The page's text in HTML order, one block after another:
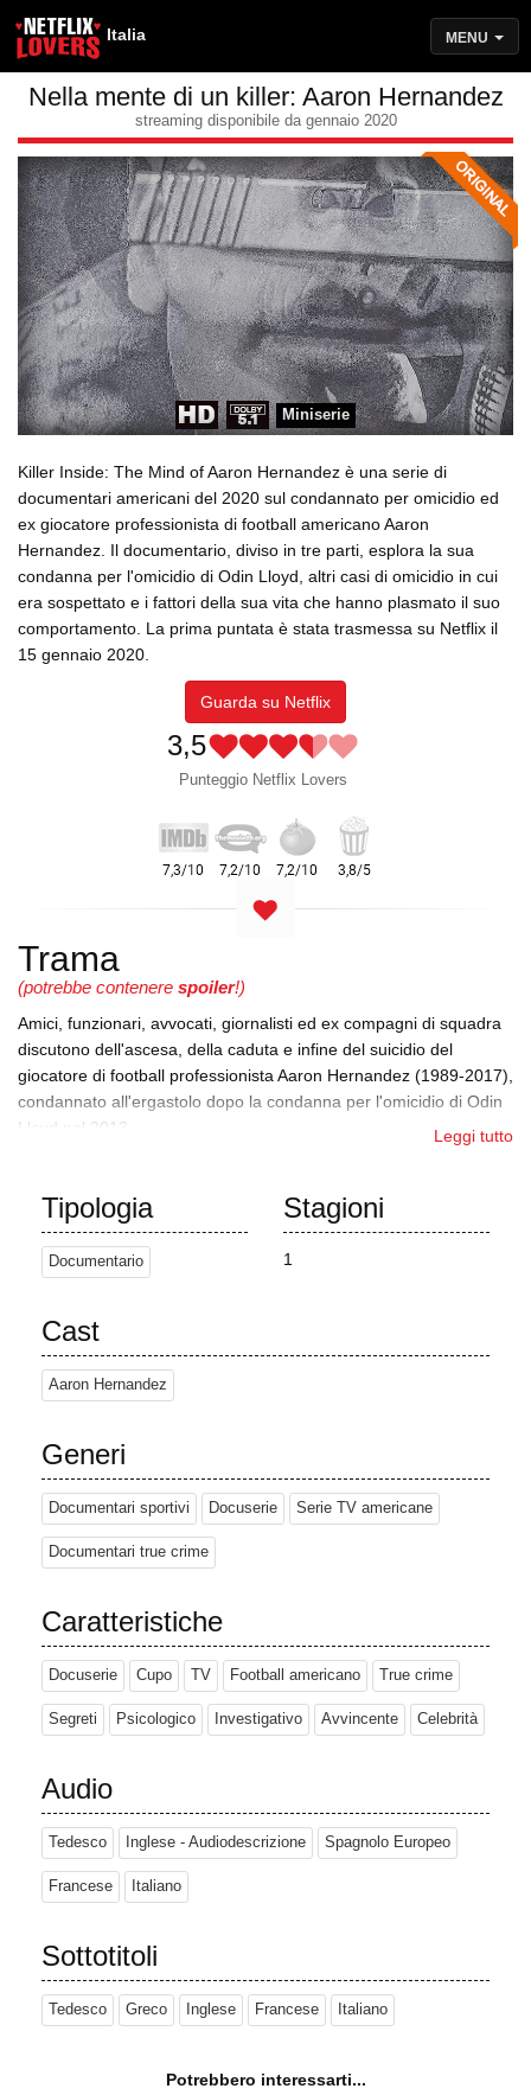
Italia MENU
Nella mente di un killer: Aaron Hernandez
streaming disponibile da gennaio 2020
Miniserie
Killer Inside: The Mind of Aaron Hernandez è una serie di
documentari americani del 2020 sul condannato per omicidio ed
ex giocatore professionista di football americano Aaron
Hernandez. Il documentario, diviso in tre parti, esplora la sua
condanna per l'omicidio di Odin Lloyd, altri casi di omicidio in cui
era sospettato e i fattori della sua vita che hanno plasmato il suo
comportamento. La prima puntata è stata trasmessa su Netflix il
15 gennaio 2020.
Guarda su Netflix
3,5
Punteggio Netflix Lovers
Trama
(potrebbe contenere spoiler!)
Amici, funzionari, avvocati, giornalisti ed ex compagni di squadra
discutono dell'ascesa, della caduta e infine del suicidio del
giocatore di football professionista Aaron Hernandez (1989-2017),
condannato all'ergastolo dopo la condanna per l'omicidio di Odin
Lloyd nel 2013.
Odin Lloyd, un giocatore di football semi-professionista. I
giornalisti indagano sulla prima vita di Hernandez, cresciuto come
una star del football - figlio di una leggenda del football locale
suo ex quarterback del liceo, Dennis Sansoucie, rivela che lui e
media fino a circa il terzo anno di liceo. La polizia che indaga
sull'omicidio di Lloyd scopre un SUV argentato che collega
Capo Verde a Boston.
Leggi tutto
Tipologia
Documentario
Stagioni
1
Cast
Aaron Hernandez
Generi
Documentari sportivi Docuserie Serie TV americane
Documentari true crime
Caratteristiche
Docuserie Cupo TV Football americano True crime
Segreti Psicologico Investigativo Avvincente Celebrità
Audio
Tedesco Inglese - Audiodescrizione Spagnolo Europeo
Francese Italiano
Sottotitoli
Tedesco Greco Inglese Francese Italiano
Potrebbero interessarti...